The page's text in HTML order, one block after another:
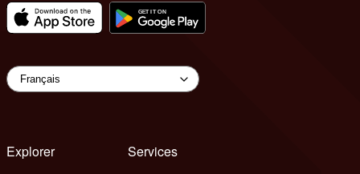
Explorer
Services